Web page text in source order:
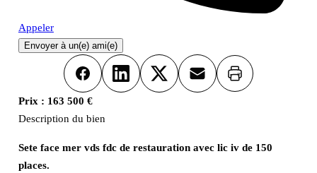
Appeler
Envoyer à un(e) ami(e)
FacebookLinkedInX Email Imprimer
Prix : 163 500 €
Description du bien
Sete face mer vds fdc de restauration avec lic iv de 150
places.